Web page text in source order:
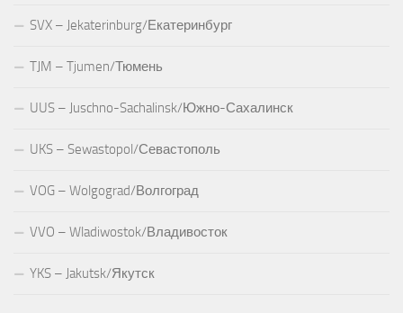
SVX – Jekaterinburg/Екатеринбург
TJM – Tjumen/Тюмень
UUS – Juschno-Sachalinsk/Южно-Сахалинск
UKS – Sewastopol/Севастополь
VOG – Wolgograd/Волгоград
VVO – Wladiwostok/Владивосток
YKS – Jakutsk/Якутск